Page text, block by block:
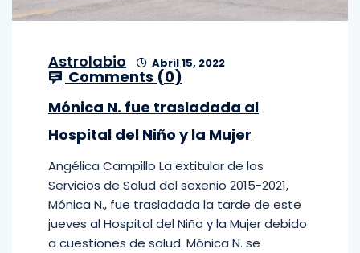
Astrolabio Abril 15, 2022
Comments (0)
Mónica N. fue trasladada al
Hospital del Niño y la Mujer
Angélica Campillo La extitular de los
Servicios de Salud del sexenio 2015-2021,
Mónica N., fue trasladada la tarde de este
jueves al Hospital del Niño y la Mujer debido
a cuestiones de salud. Mónica N. se